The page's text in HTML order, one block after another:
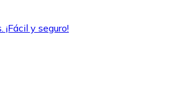
y seguro!